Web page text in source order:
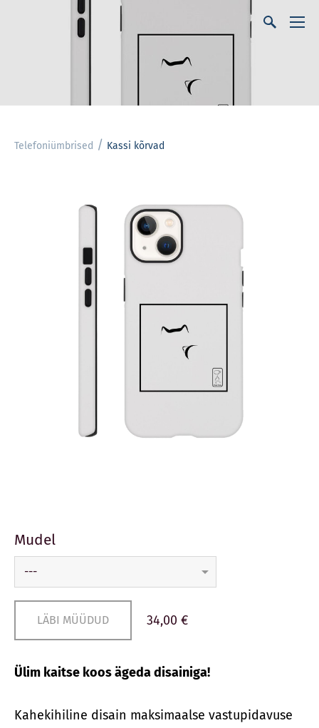
Telefoniümbrised / Kassi kõrvad
Mudel
LÄBI MÜÜDUD 34,00 €
Ülim kaitse koos ägeda disainiga!
Kahekihiline disain maksimaalse vastupidavuse